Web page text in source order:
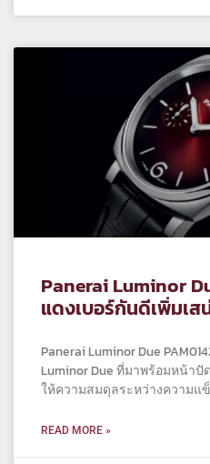
Panerai Luminor
แดงเบอร์กันดีเพิ่มเส
Panerai Luminor Due
Luminor Due ที่มาพร้อมหน้า
ให้ความสมดุลระหว่างความแ
READ MORE »